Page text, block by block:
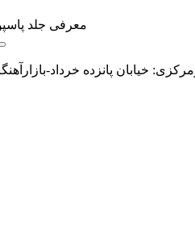
معرفی جلد
خیابان پانزده خرداد-